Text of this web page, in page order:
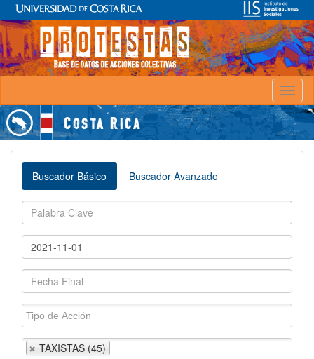
Buscador Básico Buscador Avanzado
TAXISTAS (45)